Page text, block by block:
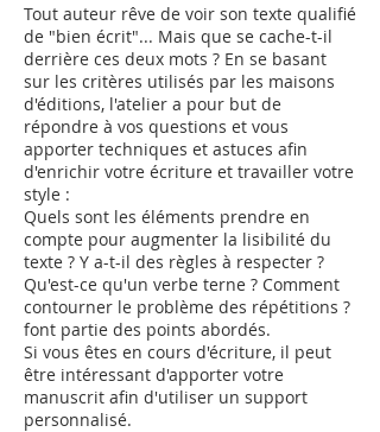
Tout auteur rêve de voir son texte qualifié
de "bien écrit"... Mais que se cache-t-il
derrière ces deux mots ? En se basant
sur les critères utilisés par les maisons
d'éditions, l'atelier a pour but de
répondre à vos questions et vous
apporter techniques et astuces afin
d'enrichir votre écriture et travailler votre
style :
Quels sont les éléments prendre en
compte pour augmenter la lisibilité du
texte ? Y a-t-il des règles à respecter ?
Qu'est-ce qu'un verbe terne ? Comment
contourner le problème des répétitions ?
font partie des points abordés.
Si vous êtes en cours d'écriture, il peut
être intéressant d'apporter votre
manuscrit afin d'utiliser un support
personnalisé.